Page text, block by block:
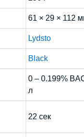
61 × 29 × 112
Lydsto
Black
0 – 0.199%
л
22 сек